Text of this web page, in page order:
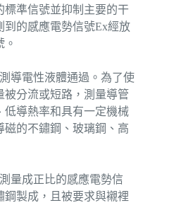
標準信號並抑制主要的干
的感應電勢信號Ex經放
導電性液體通過。為了使
分流或短路，測量導管
低導熱率和具有一定機械
的不鏽鋼、玻璃鋼、高
量成正比的感應電勢信
製成，且被要求與襯裡